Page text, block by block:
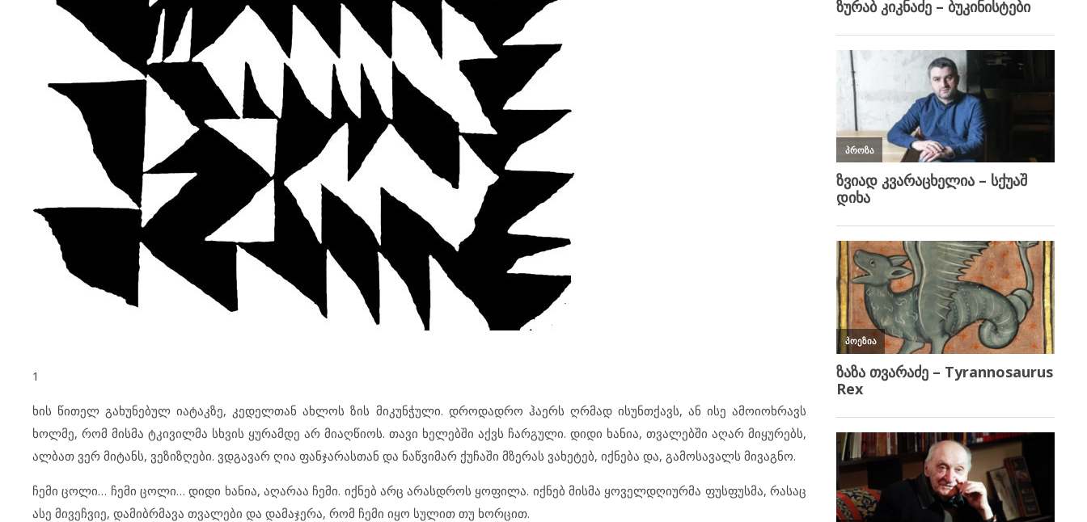
1
ხის წითელ გახუნებულ იატაკზე, კედელთან ახლოს ზის მიკუნჭული. დროდადრო ჰაერს ღრმად ისუნთქავს, ან ისე ამოიოხრავს
ხოლმე, რომ მისმა ტკივილმა სხვის ყურამდე არ მიაღწიოს. თავი ხელებში აქვს ჩარგული. დიდი ხანია, თვალებში აღარ მიყურებს,
ალბათ ვერ მიტანს, ვეზიზღები. ვდგავარ ღია ფანჯარასთან და ნაწვიმარ ქუჩაში მზერას ვახეტებ, იქნება და, გამოსავალს მივაგნო.
ჩემი ცოლი… ჩემი ცოლი… დიდი ხანია, აღარაა ჩემი. იქნებ არც არასდროს ყოფილა. იქნებ მისმა ყოველდღიურმა ფუსფუსმა, რასაც
ასე მივეჩვიე, დამიბრმავა თვალები და დამაჯერა, რომ ჩემი იყო სულით თუ ხორცით.